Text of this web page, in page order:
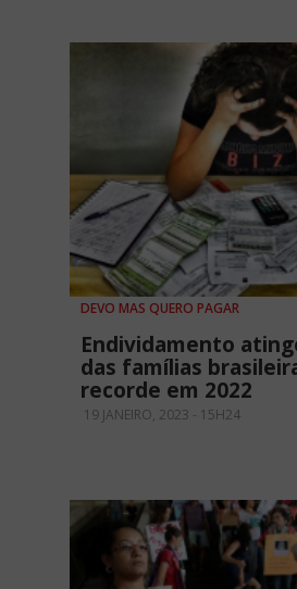
DEVO MAS QUERO PAGAR
Endividamento
das famílias
recorde em 2022
19 JANEIRO, 2023 - 15H24